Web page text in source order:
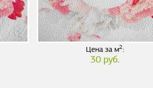
Цена за м2:
30 руб.